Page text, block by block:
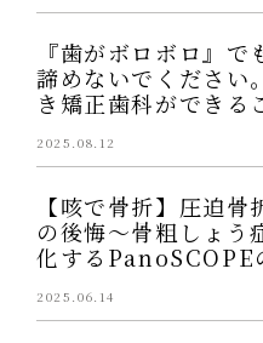
『歯がボロボロ』
諦めないでください
き矯正歯科ができる
2025.08.12
【咳で骨折】圧迫
の後悔～骨粗しょう
化するPanoSCOPE
2025.06.14